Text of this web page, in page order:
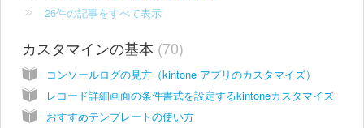
26件の記事をすべて表示
カスタマインの基本 70
コンソールログの見方（kintone アプリのカスタマイズ）
レコード詳細画面の条件書式を設定するkintoneカスタマイズ
おすすめテンプレートの使い方